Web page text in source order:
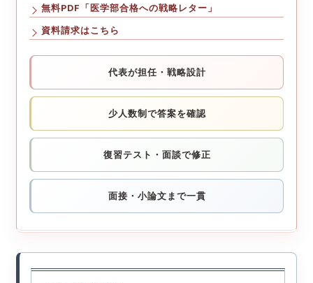
無料PDF「医学部合格への戦略レター」
資料請求はこちら
代表が担任・戦略設計
少人数制で答案を確認
復習テスト・面談で修正
面接・小論文まで一貫